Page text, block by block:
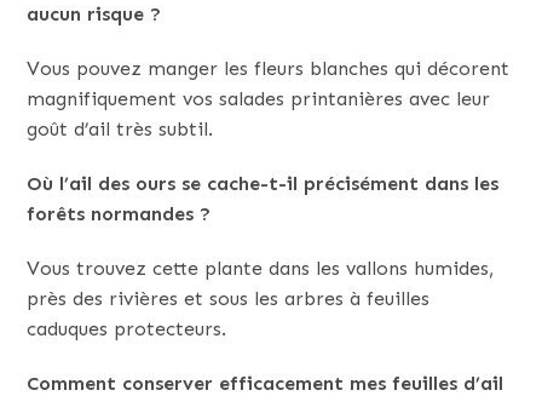
aucun risque ?
Vous pouvez manger les fleurs blanches qui décorent
magnifiquement vos salades printanières avec leur
goût d’ail très subtil.
Où l’ail des ours se cache-t-il précisément dans les
forêts normandes ?
Vous trouvez cette plante dans les vallons humides,
près des rivières et sous les arbres à feuilles
caduques protecteurs.
Comment conserver efficacement mes feuilles d’ail